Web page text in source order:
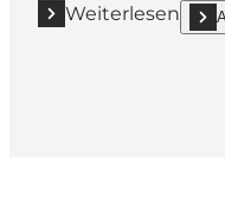
Weiterlesen
Mehr erfahren "Der